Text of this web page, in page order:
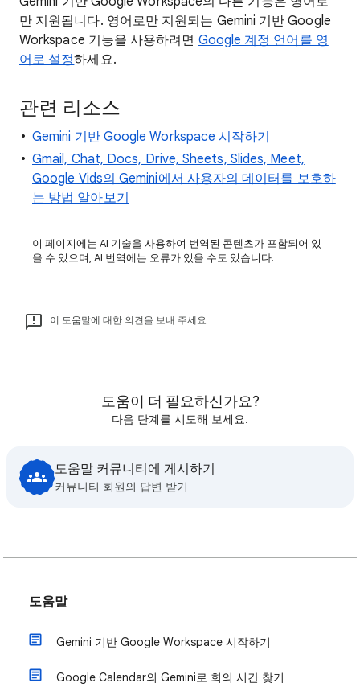
만 지원됩니다. 영어로만 지원되는 Gemini 기반 Google
Workspace 기능을 사용하려면 Google 계정 언어를 영
어로 설정하세요.
관련 리소스
Gemini 기반 Google Workspace 시작하기
Gmail, Chat, Docs, Drive, Sheets, Slides, Meet,
Google Vids의 Gemini에서 사용자의 데이터를 보호하
는 방법 알아보기
이 페이지에는 AI 기술을 사용하여 번역된 콘텐츠가 포함되어 있
을 수 있으며, AI 번역에는 오류가 있을 수도 있습니다.
이 도움말에 대한 의견을 보내 주세요.
도움이 더 필요하신가요?
다음 단계를 시도해 보세요.
도움말 커뮤니티에 게시하기
커뮤니티 회원의 답변 받기
도움말
Gemini 기반 Google Workspace 시작하기
Google Calendar의 Gemini로 회의 시간 찾기